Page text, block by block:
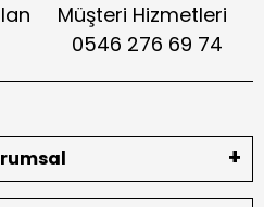
Müşteri Hizmetleri
0546 276 69 74